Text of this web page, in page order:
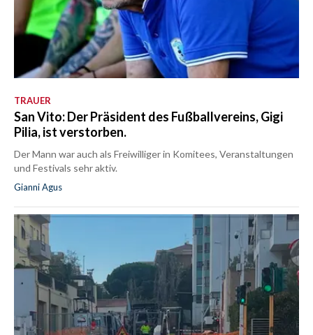
TRAUER
San Vito: Der Präsident des Fußballvereins, Gigi
Pilia, ist verstorben.
Der Mann war auch als Freiwilliger in Komitees, Veranstaltungen
und Festivals sehr aktiv.
Gianni Agus